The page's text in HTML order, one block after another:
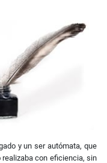
y un ser autómata, que
con eficiencia, sin